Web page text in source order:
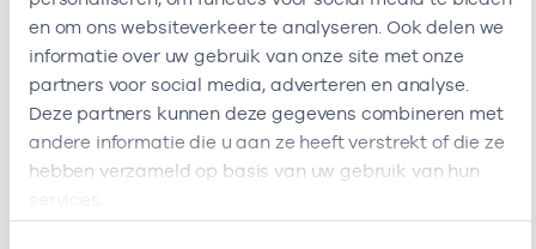
en om ons websiteverkeer te analyseren. Ook delen we
informatie over uw gebruik van onze site met onze
partners voor social media, adverteren en analyse.
Deze partners kunnen deze gegevens combineren met
andere informatie die u aan ze heeft verstrekt of die ze
hebben verzameld op basis van uw gebruik van hun
Ik ben werkzaam bij de volgende vestigingen
Huisarts
Ik heb een arbeidsrelatie met
Naam Rol AGB-code